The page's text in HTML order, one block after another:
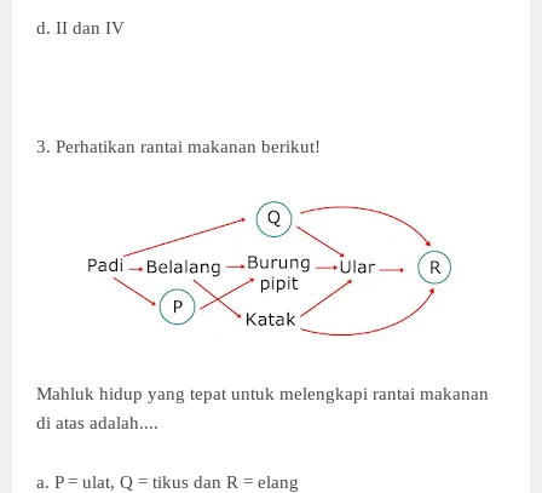
d. II dan IV
3. Perhatikan rantai makanan berikut!
Mahluk hidup yang tepat untuk melengkapi rantai makanan
di atas adalah....
a. P = ulat, Q = tikus dan R = elang